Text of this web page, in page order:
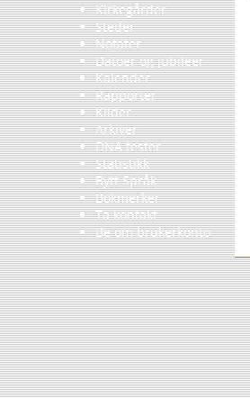
Kirkegårder
Steder
Notater
Datoer og jubileer
Kalender
Rapporter
Kilder
Arkiver
DNA tester
Statistikk
Bytt Språk
Bokmerker
Ta kontakt
Be om brukerkonto